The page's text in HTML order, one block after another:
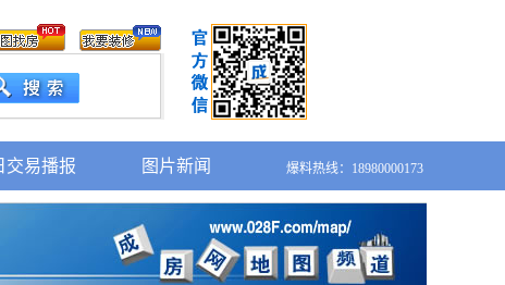
交易播报 图片新闻 爆料热线：18980000173